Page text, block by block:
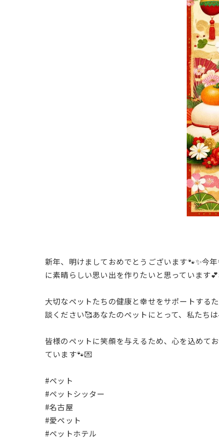
新年、明けましておめでとうございます🐾✨今
に素晴らしい思い出を作りたいと思っています
大切なペットたちの健康と幸せをサポートする
談ください🥰あなたのペットにとって、私たち
皆様のペットに笑顔を与えるため、心を込めて
ています🐾💌
#ペット
#ペットシッター
#名古屋
#愛ペット
#ペットホテル